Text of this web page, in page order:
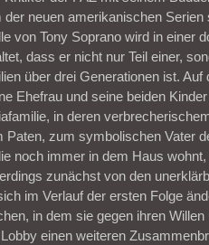
neuen amerikanischen Serien
von Tony Soprano wird in einer
dass er nicht nur Teil einer,
über drei Generationen ist. Auf
Ehefrau und seine beiden
in deren
Paten, zum symbolischen Vater
noch immer in dem Haus
zunächst von den
im Verlauf der ersten Folge
in dem sie gegen ihren
einen weiteren